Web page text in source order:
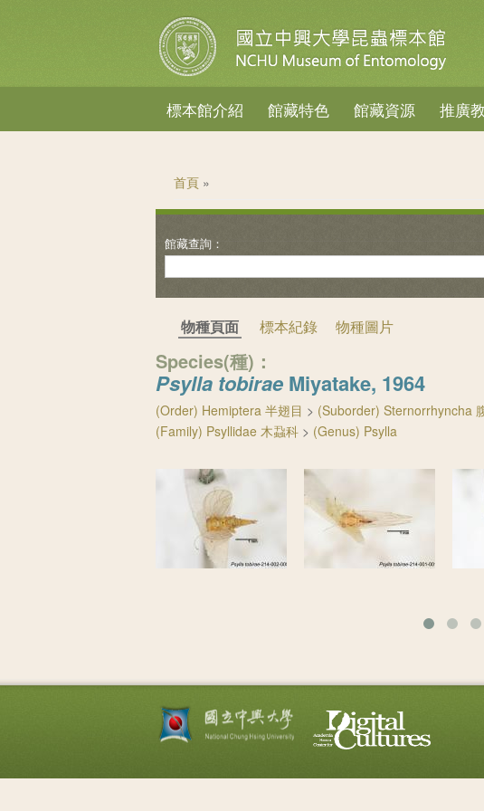
標本館介紹 館藏特色 館藏資源 推廣
首頁 »
物種頁面 標本紀錄 物種圖片
Species(種)：
Psylla tobirae Miyatake, 1964
(Order) Hemiptera 半翅目 > (Suborder) Sternorrhyncha
(Family) Psyllidae 木蝨科 > (Genus) Psylla